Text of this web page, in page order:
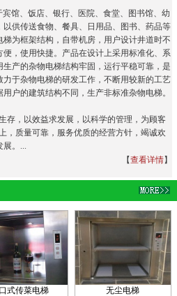
馆、饭店、银行、医院、食堂、图书馆、幼
供传送食物、餐具、日用品、图书、药品等
为框架结构，自带机房，用户设计井道时不
，使用快捷。产品在设计上采用标准化、系
产的杂物电梯结构牢固，运行平稳可靠，是
于杂物电梯的研发工作，不断用较新的工艺
户的建筑结构不同，生产非标准杂物电梯。
存，以效益求发展，以科学的管理，为顾客
，质量可靠，服务优质的经营方针，竭诚欢
。...
【查看详情】
式传菜电梯 无尘电梯